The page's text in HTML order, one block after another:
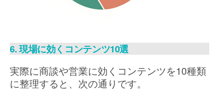
6. 現場に効くコンテンツ10選
実際に商談や営業に効くコンテンツを10種類
に整理すると、次の通りです。